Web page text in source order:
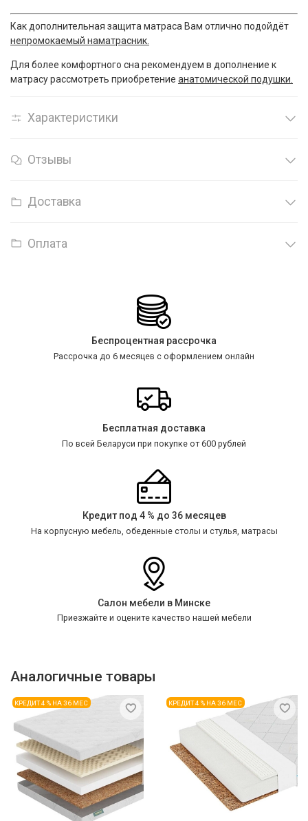
Как дополнительная защита матраса Вам отлично подойдёт
непромокаемый наматрасник.
Для более комфортного сна рекомендуем в дополнение к
матрасу рассмотреть приобретение анатомической подушки.
Характеристики
Отзывы
Доставка
Оплата
Беспроцентная рассрочка
Рассрочка до 6 месяцев с оформлением онлайн
Бесплатная доставка
По всей Беларуси при покупке от 600 рублей
Кредит под 4 % до 36 месяцев
На корпусную мебель, обеденные столы и стулья, матрасы
Салон мебели в Минске
Приезжайте и оцените качество нашей мебели
Аналогичные товары
КРЕДИТ 4 % НА 36 МЕС КРЕДИТ 4 % НА 36 МЕС